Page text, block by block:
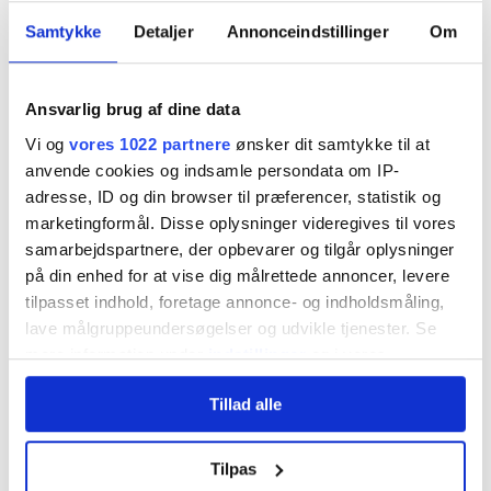
Samtykke Detaljer Annonceindstillinger Om
Ansvarlig brug af dine data
Vi og vores 1022 partnere ønsker dit samtykke til at
anvende cookies og indsamle persondata om IP-
adresse, ID og din browser til præferencer, statistik og
marketingformål. Disse oplysninger videregives til vores
samarbejdspartnere, der opbevarer og tilgår oplysninger
på din enhed for at vise dig målrettede annoncer, levere
tilpasset indhold, foretage annonce- og indholdsmåling,
lave målgruppeundersøgelser og udvikle tjenester. Se
mere information underindstillingerog i vores
persondatapolitik. Du kan altid trække dit samtykke
tilbage eller ændre indstillinger fra vores
"Cookiedeklaration", eller ved at trykke på "Privacy
Tillad alle
Tilpas
En boksepude kan godt bruges udenfor på en tør dag, men
4. Hvordan monterer jeg min boksepude
korrekt?
Korrekt montering er vigtig for både sikkerhed og holdbarhed.
Valget afhænger af, hvilken type ophæng du vælger.
Loftkrog:
Kræver et solidt loft og korrekt dimensionerede skruer og
rawlplugs. Loftet skal kunne bære både puden og den
belastning, der opstår under træning.
fastgørelse passer til vægtypen, fx beton eller murværk.